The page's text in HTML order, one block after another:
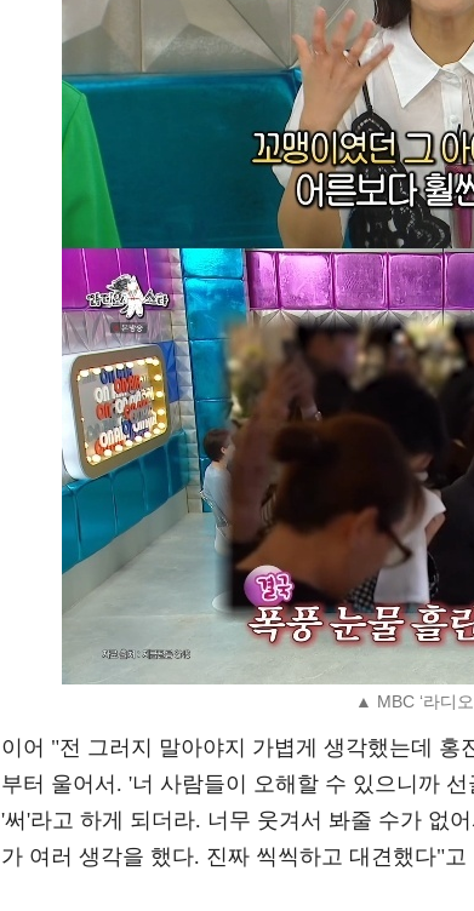
▲ MBC ‘라디
이어 "전 그러지 말아야지 가볍게 생각했는데
부터 울어서. '너 사람들이 오해할 수 있으니까
'써'라고 하게 되더라. 너무 웃겨서 봐줄 수가 없
가 여러 생각을 했다. 진짜 씩씩하고 대견했다"고